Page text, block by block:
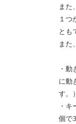
また
１つ
とも
また
・
に動
す。）
・
個で